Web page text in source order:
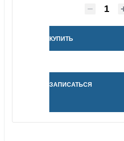
КУПИТЬ
ЗАПИСАТЬСЯ